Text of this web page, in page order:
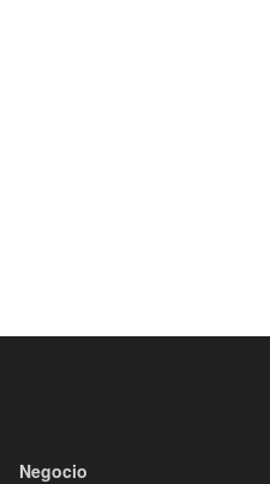
Negocio